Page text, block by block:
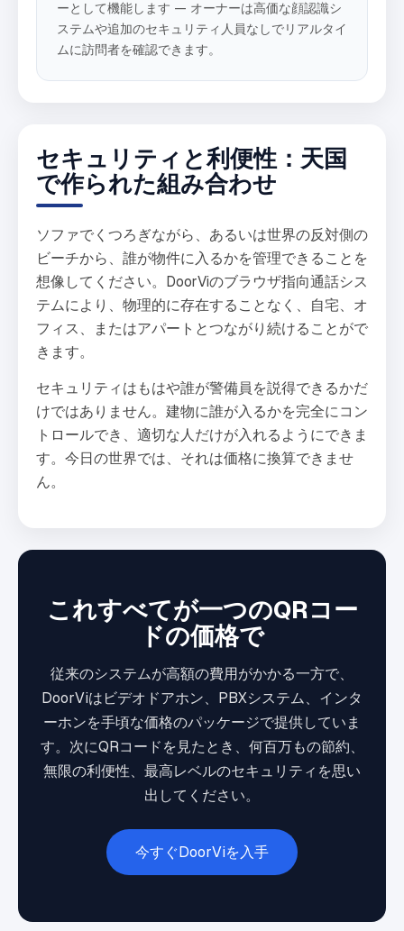
ーとして機能します — オーナーは高価な顔認識シ
ステムや追加のセキュリティ人員なしでリアルタイ
ムに訪問者を確認できます。
セキュリティと利便性：天国
で作られた組み合わせ
ソファでくつろぎながら、あるいは世界の反対側の
ビーチから、誰が物件に入るかを管理できることを
想像してください。DoorViのブラウザ指向通話シス
テムにより、物理的に存在することなく、自宅、オ
フィス、またはアパートとつながり続けることがで
きます。
セキュリティはもはや誰が警備員を説得できるかだ
けではありません。建物に誰が入るかを完全にコン
トロールでき、適切な人だけが入れるようにできま
す。今日の世界では、それは価格に換算できませ
ん。
これすべてが一つのQRコー
ドの価格で
従来のシステムが高額の費用がかかる一方で、
DoorViはビデオドアホン、PBXシステム、インタ
ーホンを手頃な価格のパッケージで提供していま
す。次にQRコードを見たとき、何百万もの節約、
無限の利便性、最高レベルのセキュリティを思い
出してください。
今すぐDoorViを入手